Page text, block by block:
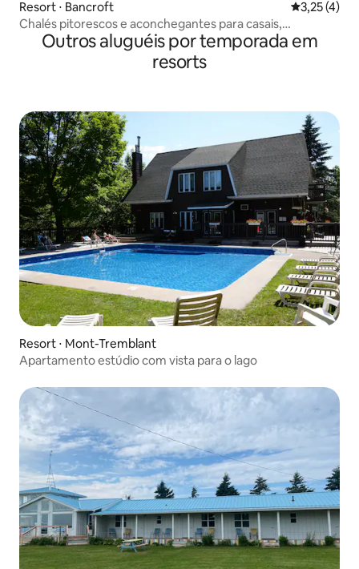
Resort ⋅ Bancroft 3,25 de
3,25 (4)
Chalés pitorescos e aconchegantes para casais,
Footprints
Outros aluguéis por temporada em
resorts
Resort ⋅ Mont-Tremblant
Apartamento estúdio com vista para o lago